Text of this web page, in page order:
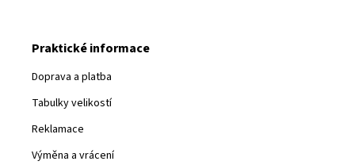
Praktické informace
Doprava a platba
Tabulky velikostí
Reklamace
Výměna a vrácení